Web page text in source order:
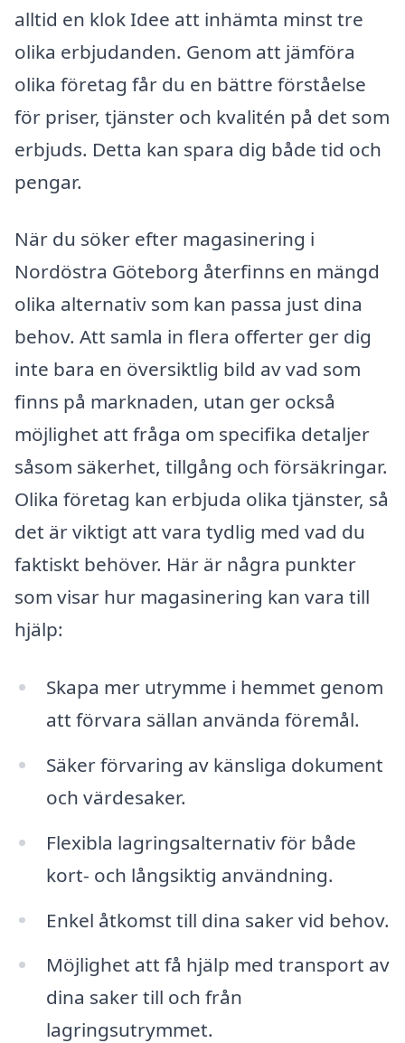
alltid en klok Idee att inhämta minst tre
olika erbjudanden. Genom att jämföra
olika företag får du en bättre förståelse
för priser, tjänster och kvalitén på det som
erbjuds. Detta kan spara dig både tid och
pengar.
När du söker efter magasinering i
Nordöstra Göteborg återfinns en mängd
olika alternativ som kan passa just dina
behov. Att samla in flera offerter ger dig
inte bara en översiktlig bild av vad som
finns på marknaden, utan ger också
möjlighet att fråga om specifika detaljer
såsom säkerhet, tillgång och försäkringar.
Olika företag kan erbjuda olika tjänster, så
det är viktigt att vara tydlig med vad du
faktiskt behöver. Här är några punkter
som visar hur magasinering kan vara till
hjälp:
Skapa mer utrymme i hemmet genom
att förvara sällan använda föremål.
Säker förvaring av känsliga dokument
och värdesaker.
Flexibla lagringsalternativ för både
kort- och långsiktig användning.
Enkel åtkomst till dina saker vid behov.
Möjlighet att få hjälp med transport av
dina saker till och från
lagringsutrymmet.